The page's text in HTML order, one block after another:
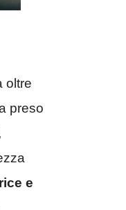
oltre
preso
e